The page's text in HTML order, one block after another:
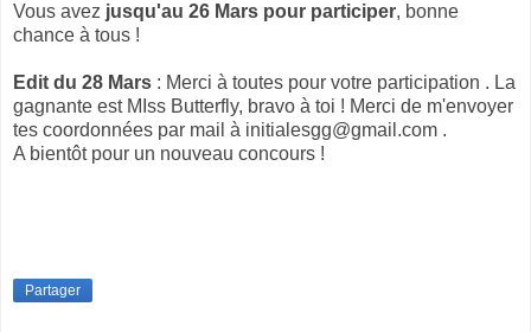
Vous avez jusqu'au 26 Mars pour participer, bonne
chance à tous !
Edit du 28 Mars : Merci à toutes pour votre participation . La
gagnante est MIss Butterfly, bravo à toi ! Merci de m'envoyer
tes coordonnées par mail à initialesgg@gmail.com .
A bientôt pour un nouveau concours !
Partager